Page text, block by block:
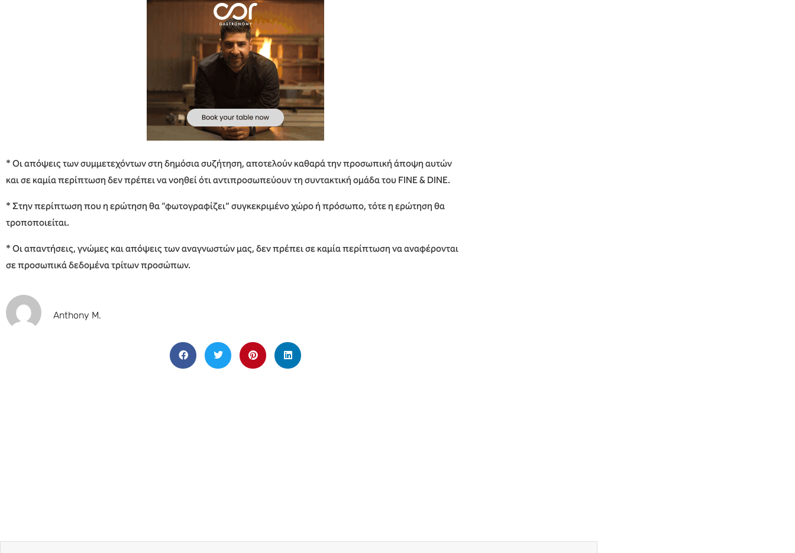
* Οι απόψεις των συμμετεχόντων στη δημόσια συζήτηση, αποτελούν καθαρά την προσωπική άποψη αυτών
και σε καμία περίπτωση δεν πρέπει να νοηθεί ότι αντιπροσωπεύουν τη συντακτική ομάδα του FINE & DINE.
* Στην περίπτωση που η ερώτηση θα “φωτογραφίζει” συγκεκριμένο χώρο ή πρόσωπο, τότε η ερώτηση θα
τροποποιείται.
* Οι απαντήσεις, γνώμες και απόψεις των αναγνωστών μας, δεν πρέπει σε καμία περίπτωση να αναφέρονται
σε προσωπικά δεδομένα τρίτων προσώπων.
Anthony M.